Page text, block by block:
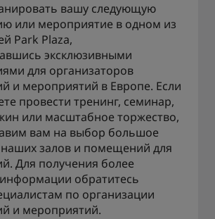
вашу следующую
или мероприятие в одном из
Park Plaza,
эксклюзивными
для организаторов
и мероприятий в Европе. Если
провести тренинг, семинар,
или масштабное торжество,
вам на выбор большое
наших залов и помещений для
Для получения более
обратитесь
по организации
и мероприятий.